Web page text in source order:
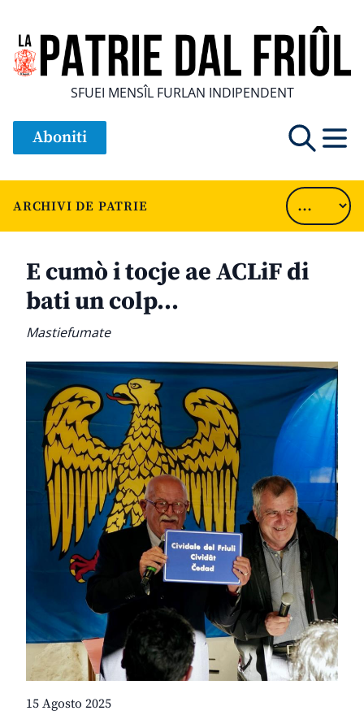
SFUEI MENSÎL FURLAN INDIPENDENT
Aboniti
ARCHIVI DE PATRIE
E cumò i tocje ae ACLiF di
bati un colp…
Mastiefumate
15 Agosto 2025